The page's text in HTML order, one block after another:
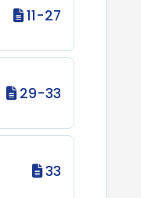
11-27
29-33
33